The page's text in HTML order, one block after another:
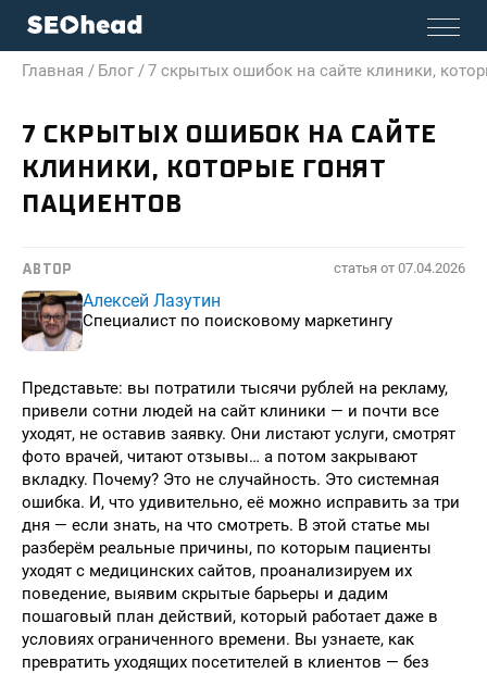
Главная / Блог /7 скрытых ошибок на сайте клиники,
7 СКРЫТЫХ ОШИБОК НА САЙТЕ
КЛИНИКИ, КОТОРЫЕ ГОНЯТ
ПАЦИЕНТОВ
АВТОР статья от 07.04.2026
Алексей Лазутин
Специалист по поисковому маркетингу
Представьте: вы потратили тысячи рублей на рекламу,
привели сотни людей на сайт клиники — и почти все
уходят, не оставив заявку. Они листают услуги, смотрят
фото врачей, читают отзывы… а потом закрывают
вкладку. Почему? Это не случайность. Это системная
ошибка. И, что удивительно, её можно исправить за три
дня — если знать, на что смотреть. В этой статье мы
разберём реальные причины, по которым пациенты
уходят с медицинских сайтов, проанализируем их
поведение, выявим скрытые барьеры и дадим
пошаговый план действий, который работает даже в
условиях ограниченного времени. Вы узнаете, как
превратить уходящих посетителей в клиентов — без